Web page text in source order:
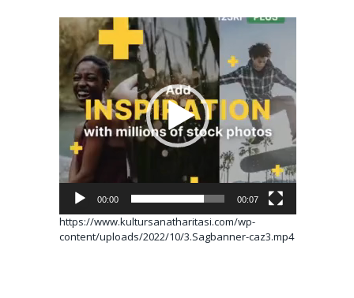
Video
oynatıcı
00:00 00:07
https://www.kultursanatharitasi.com/wp-
content/uploads/2022/10/3.Sagbanner-caz3.mp4